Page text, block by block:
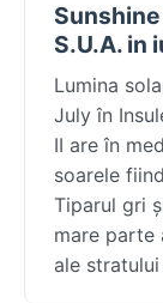
S.U.A. in
Lumina
July în
II are în
soarele
Tiparul gri
mare parte
ale